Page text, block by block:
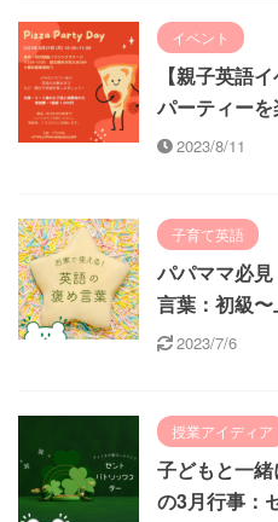
イベント
【親子英語
パーティーを
2023/8/11
子育て英語
パパママ必
言葉：初級
2023/7/6
授業アイディア
子どもと一
の3月行事：